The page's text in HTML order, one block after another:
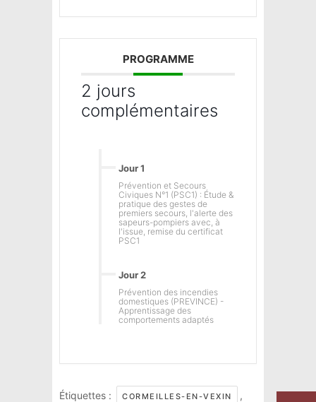
PROGRAMME
2 jours
complémentaires
Jour 1
Prévention et Secours
Civiques N°1 (PSC1) : Étude &
pratique des gestes de
premiers secours, l'alerte des
sapeurs-pompiers avec, à
l'issue, remise du certificat
PSC1
Jour 2
Prévention des incendies
domestiques (PREVINCE) -
Apprentissage des
comportements adaptés
Étiquettes : CORMEILLES-EN-VEXIN ,